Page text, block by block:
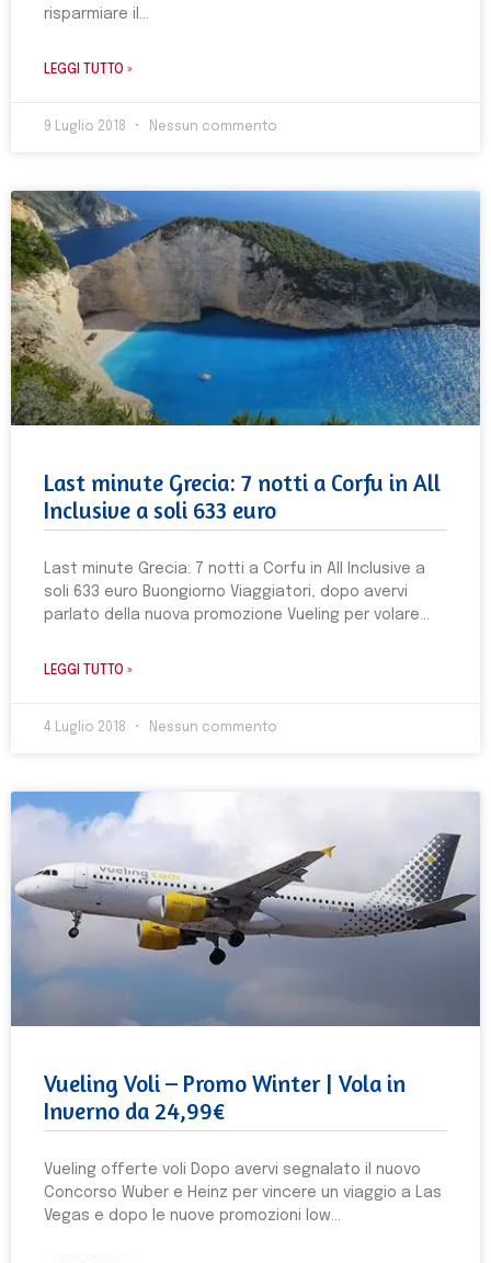
risparmiare il
LEGGI TUTTO »
9 Luglio 2018 Nessun commento
Last minute Grecia: 7 notti a Corfu in All
Inclusive a soli 633 euro
Last minute Grecia: 7 notti a Corfu in All Inclusive a
soli 633 euro Buongiorno Viaggiatori, dopo avervi
parlato della nuova promozione Vueling per volare
LEGGI TUTTO »
4 Luglio 2018 Nessun commento
Vueling Voli – Promo Winter | Vola in
Inverno da 24,99€
Vueling offerte voli Dopo avervi segnalato il nuovo
Concorso Wuber e Heinz per vincere un viaggio a Las
Vegas e dopo le nuove promozioni low